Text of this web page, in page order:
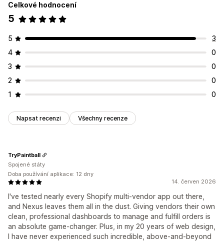
Celkové hodnocení
5
5
3
4
0
3
0
2
0
1
0
Napsat recenzi Všechny recenze
14. červen 2026
I've tested nearly every Shopify multi-vendor app out there,
and Nexus leaves them all in the dust. Giving vendors their own
clean, professional dashboards to manage and fulfill orders is
an absolute game-changer. Plus, in my 20 years of web design,
I have never experienced such incredible, above-and-beyond
TryPaintball
Spojené státy
Doba používání aplikace: 12 dny